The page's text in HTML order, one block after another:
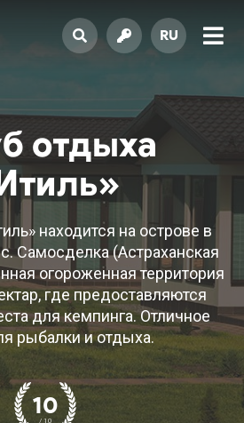
RU
отдыха
находится на острове в
Самосделка (Астраханская
огороженная территория
где предоставляются
для кемпинга. Отличное
рыбалки и отдыха.
10
/ 10